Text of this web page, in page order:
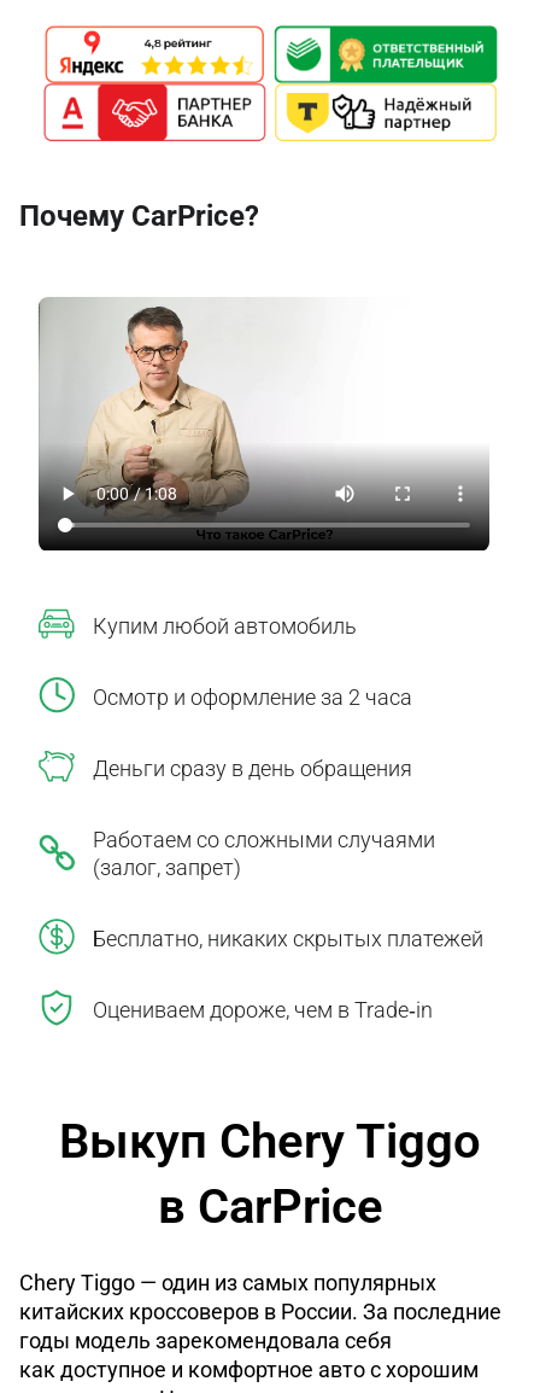
Почему CarPrice?
Купим любой автомобиль
Осмотр и оформление за 2 часа
Деньги сразу в день обращения
Работаем со сложными случаями
(залог, запрет)
Бесплатно, никаких скрытых платежей
Оцениваем дороже, чем в Trade‑in
Выкуп Chery Tiggo
в CarPrice
Chery Tiggo — один из самых популярных
китайских кроссоверов в России. За последние
годы модель зарекомендовала себя
как доступное и комфортное авто с хорошим